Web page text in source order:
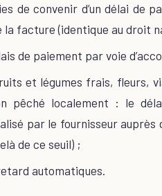
de convenir d’un délai de
la facture (identique au droit
de paiement par voie
et légumes frais, fleurs,
pêché localement : le
par le fournisseur auprès
de ce seuil) ;
automatiques.